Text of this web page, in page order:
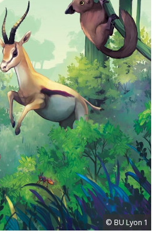
© BU Lyon 1